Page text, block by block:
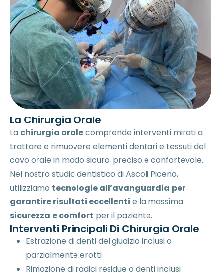
La Chirurgia Orale
La chirurgia oralecomprende interventi mirati a
trattare e rimuovere elementi dentari e tessuti del
cavo orale in modo sicuro, preciso e confortevole.
Nel nostro studio dentistico di Ascoli Piceno,
utilizziamo tecnologie all’avanguardia per
garantire risultati eccellenti e la massima
sicurezza e comfort per il paziente.
Interventi Principali Di Chirurgia Orale
Estrazione di denti del giudizio inclusi o
parzialmente erotti
Rimozione di radici residue o denti inclusi